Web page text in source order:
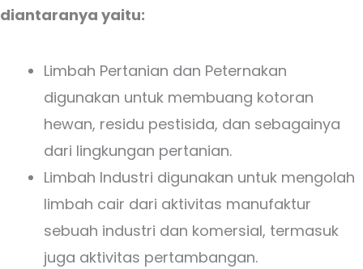
diantaranya yaitu:
Limbah Pertanian dan Peternakan
digunakan untuk membuang kotoran
hewan, residu pestisida, dan sebagainya
dari lingkungan pertanian.
Limbah Industri digunakan untuk mengolah
limbah cair dari aktivitas manufaktur
sebuah industri dan komersial, termasuk
juga aktivitas pertambangan.